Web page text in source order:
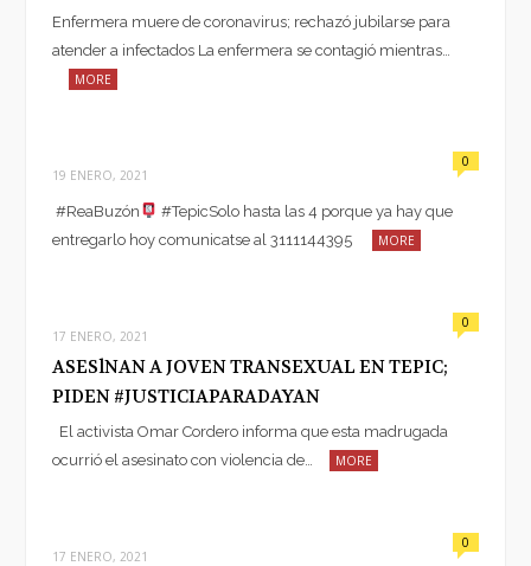
Enfermera muere de coronavirus; rechazó jubilarse para
atender a infectados La enfermera se contagió mientras…
MORE
19 ENERO, 2021
0
#ReaBuzón
#TepicSolo hasta las 4 porque ya hay que
entregarlo hoy comunicatse al 3111144395
MORE
17 ENERO, 2021
0
ASESlNAN A JOVEN TRANSEXUAL EN TEPIC;
PIDEN #JUSTICIAPARADAYAN
El activista Omar Cordero informa que esta madrugada
ocurrió el asesinato con violencia de…
MORE
17 ENERO, 2021
0